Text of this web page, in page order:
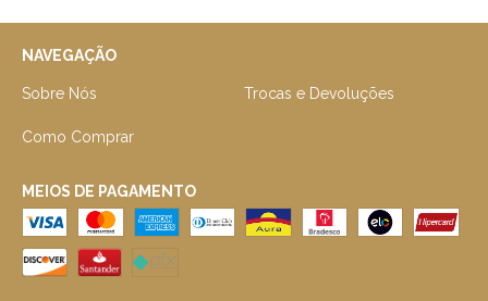
NAVEGAÇÃO
Sobre Nós Trocas e Devoluções
Como Comprar
MEIOS DE PAGAMENTO